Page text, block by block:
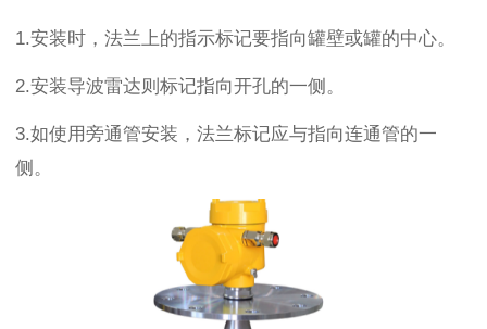
1.安装时，法兰上的指示标记要指向罐壁或罐的中心。
2.安装导波雷达则标记指向开孔的一侧。
3.如使用旁通管安装，法兰标记应与指向连通管的一
侧。